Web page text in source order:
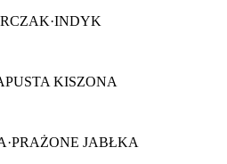
KISZONA
JABŁKA